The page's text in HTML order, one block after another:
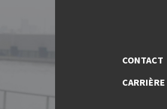
CONTACT
CARRIÈRE